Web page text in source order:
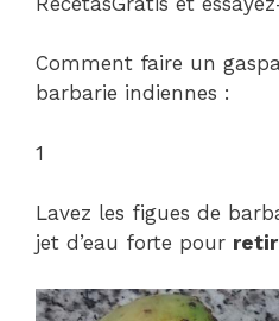
Comment faire un
barbarie indiennes :
1
Lavez les figues de
jet d’eau forte pour